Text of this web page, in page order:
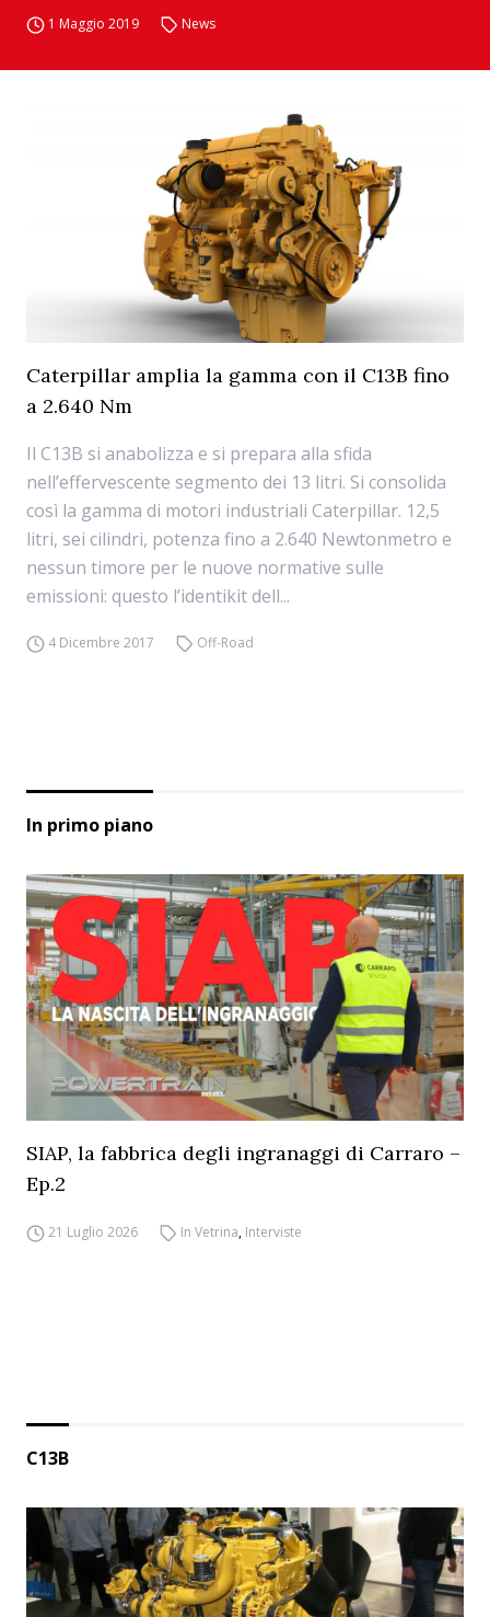
1 Maggio 2019 News
Caterpillar amplia la gamma con il C13B fino
a 2.640 Nm
Il C13B si anabolizza e si prepara alla sfida
nell’effervescente segmento dei 13 litri. Si consolida
così la gamma di motori industriali Caterpillar. 12,5
litri, sei cilindri, potenza fino a 2.640 Newtonmetro e
nessun timore per le nuove normative sulle
emissioni: questo l’identikit dell...
4 Dicembre 2017 Off-Road
In primo piano
SIAP, la fabbrica degli ingranaggi di Carraro –
Ep.2
21 Luglio 2026 In Vetrina, Interviste
C13B